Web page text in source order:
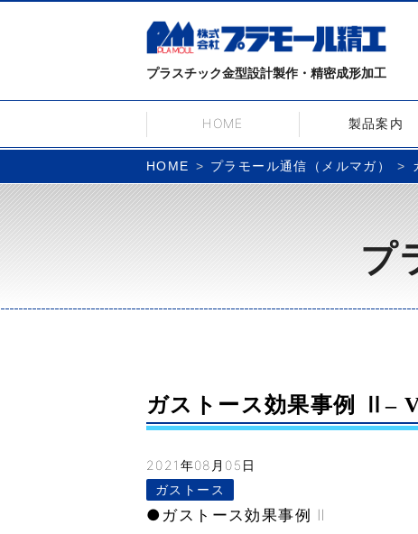
プラスチック金型設計製作・精密成形加工
HOME 製品案内
HOME プラモール通信（メルマガ）
プ
ガストース効果事例 Ⅱ–
2021年08月05日
ガストース
●ガストース効果事例 Ⅱ